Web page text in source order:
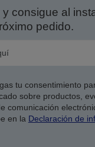
consigue al
pedido.
tu consentimiento
sobre productos,
en la Declaración de